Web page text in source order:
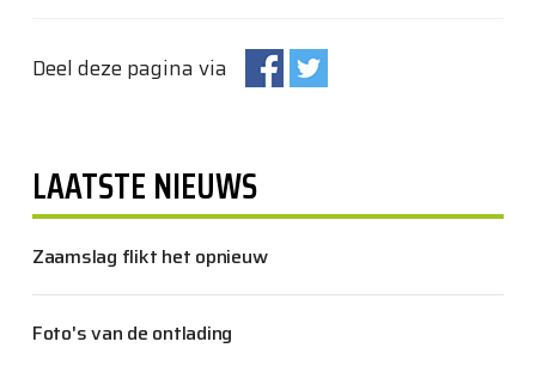
Deel deze pagina via
LAATSTE NIEUWS
Zaamslag flikt het opnieuw
Foto's van de ontlading